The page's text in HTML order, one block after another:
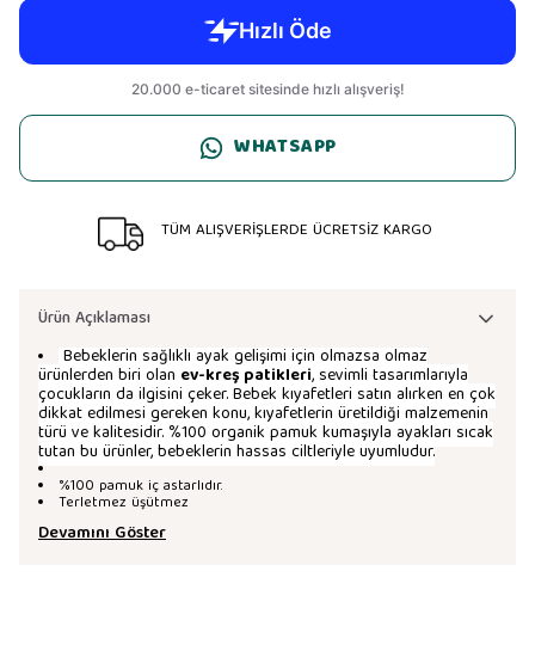
WHATSAPP
TÜM ALIŞVERİŞLERDE ÜCRETSİZ KARGO
Ürün Açıklaması
Bebeklerin sağlıklı ayak gelişimi için olmazsa olmaz
ürünlerden biri olan ev-kreş patikleri, sevimli tasarımlarıyla
çocukların da ilgisini çeker. Bebek kıyafetleri satın alırken en çok
dikkat edilmesi gereken konu, kıyafetlerin üretildiği malzemenin
türü ve kalitesidir. %100 organik pamuk kumaşıyla ayakları sıcak
tutan bu ürünler, bebeklerin hassas ciltleriyle uyumludur.
%100 pamuk iç astarlıdır.
Terletmez üşütmez
Devamını Göster